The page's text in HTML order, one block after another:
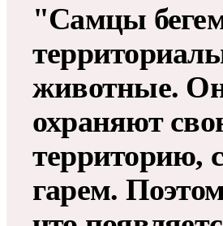
"Самцы
животные.
охраняют
территорию,
гарем.